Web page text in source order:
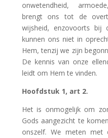
onwetendheid,
brengt ons tot de
wijsheid, enzovoorts bij
kunnen ons niet in
Hem, tenzij we zijn
De kennis van onze
leidt om Hem te vinden.
Hoofdstuk 1, art 2.
Het is onmogelijk om
Gods aangezicht te
onszelf. We meten